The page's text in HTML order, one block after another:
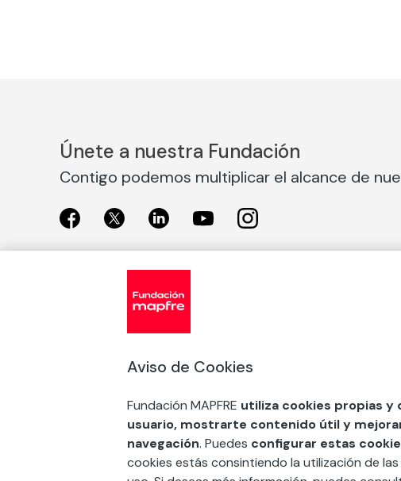
Únete a nuestra Fundación
Contigo podemos multiplicar el alcance de
Exposiciones en Madrid
Exposiciones en Barcelona
COMPRAR ENTRADA
Premios y ayudas
FSE+
Aviso de Cookies
Fundación MAPFRE utiliza cookies propias y
usuario, mostrarte contenido útil y
navegación. Puedes configurar estas
cookies estás consintiendo la utilización de